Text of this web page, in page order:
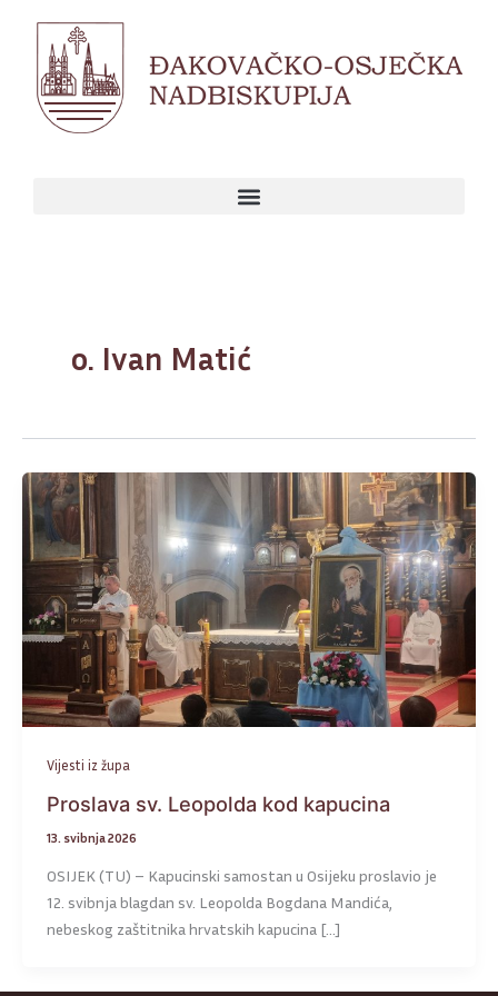
content
o. Ivan Matić
Vijesti iz župa
Proslava sv. Leopolda kod kapucina
13. svibnja 2026
OSIJEK (TU) – Kapucinski samostan u Osijeku proslavio je
12. svibnja blagdan sv. Leopolda Bogdana Mandića,
nebeskog zaštitnika hrvatskih kapucina […]